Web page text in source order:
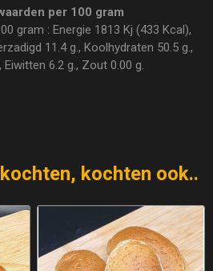
per 100 gram
gram : Energie 1813 Kj (433 Kcal),
11.4 g., Koolhydraten 50.5 g.,
Eiwitten 6.2 g., Zout 0.00 g.
kochten ook..